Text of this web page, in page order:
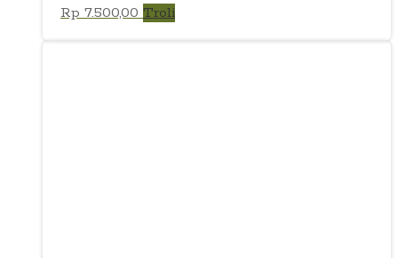
Rp 7.500,00 Troli